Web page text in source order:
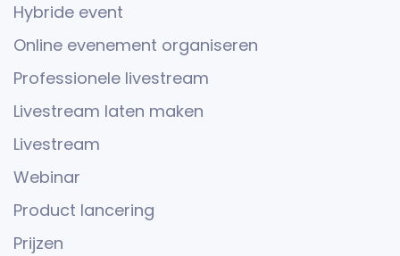
Hybride event
Online evenement organiseren
Professionele livestream
Livestream laten maken
Livestream
Webinar
Product lancering
Prijzen